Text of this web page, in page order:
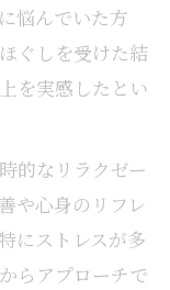
悩んでいた方
ぐしを受けた結
を実感したとい
的なリラクゼー
や心身のリフレ
にストレスが多
らアプローチで